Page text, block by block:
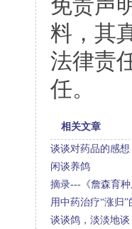
免责声
料，其
法律责
任。
相关文章
谈谈对药品的感想
闲谈养鸽
摘录---《詹森育
用中药治疗“涨归”
谈谈鸽，淡淡地谈